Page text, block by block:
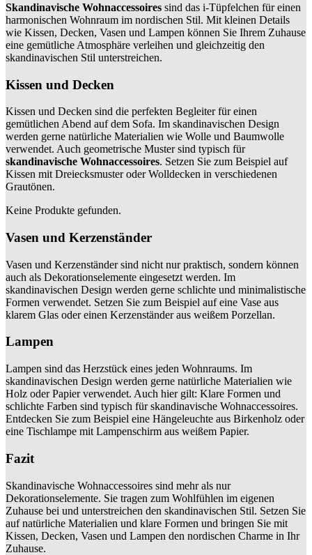
Skandinavische Wohnaccessoires sind das i-Tüpfelchen für einen
harmonischen Wohnraum im nordischen Stil. Mit kleinen Details
wie Kissen, Decken, Vasen und Lampen können Sie Ihrem Zuhause
eine gemütliche Atmosphäre verleihen und gleichzeitig den
skandinavischen Stil unterstreichen.
Kissen und Decken
Kissen und Decken sind die perfekten Begleiter für einen
gemütlichen Abend auf dem Sofa. Im skandinavischen Design
werden gerne natürliche Materialien wie Wolle und Baumwolle
verwendet. Auch geometrische Muster sind typisch für
skandinavische Wohnaccessoires. Setzen Sie zum Beispiel auf
Kissen mit Dreiecksmuster oder Wolldecken in verschiedenen
Grautönen.
Keine Produkte gefunden.
Vasen und Kerzenständer
Vasen und Kerzenständer sind nicht nur praktisch, sondern können
auch als Dekorationselemente eingesetzt werden. Im
skandinavischen Design werden gerne schlichte und minimalistische
Formen verwendet. Setzen Sie zum Beispiel auf eine Vase aus
klarem Glas oder einen Kerzenständer aus weißem Porzellan.
Lampen
Lampen sind das Herzstück eines jeden Wohnraums. Im
skandinavischen Design werden gerne natürliche Materialien wie
Holz oder Papier verwendet. Auch hier gilt: Klare Formen und
schlichte Farben sind typisch für skandinavische Wohnaccessoires.
Entdecken Sie zum Beispiel eine Hängeleuchte aus Birkenholz oder
eine Tischlampe mit Lampenschirm aus weißem Papier.
Fazit
Skandinavische Wohnaccessoires sind mehr als nur
Dekorationselemente. Sie tragen zum Wohlfühlen im eigenen
Zuhause bei und unterstreichen den skandinavischen Stil. Setzen Sie
auf natürliche Materialien und klare Formen und bringen Sie mit
Kissen, Decken, Vasen und Lampen den nordischen Charme in Ihr
Zuhause.